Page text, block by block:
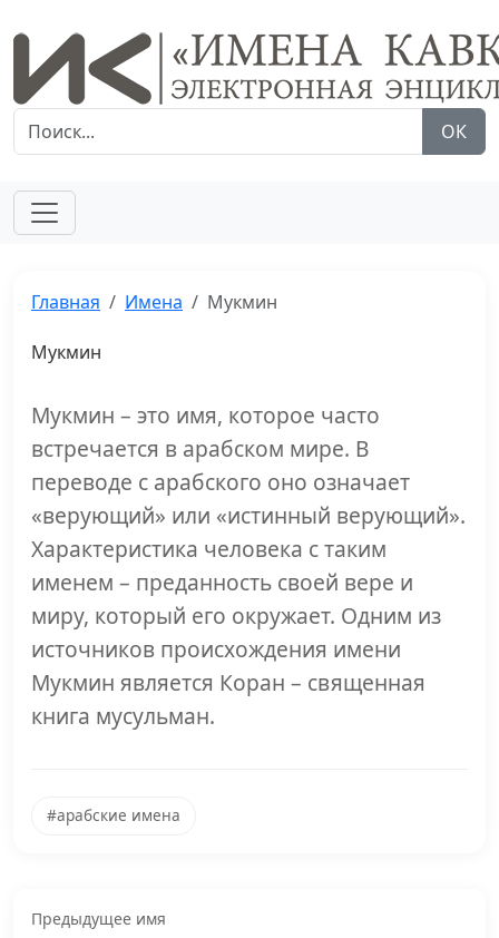
ОК
Главная Имена Мукмин
Мукмин
Мукмин – это имя, которое часто
встречается в арабском мире. В
переводе с арабского оно означает
«верующий» или «истинный верующий».
Характеристика человека с таким
именем – преданность своей вере и
миру, который его окружает. Одним из
источников происхождения имени
Мукмин является Коран – священная
книга мусульман.
#арабские имена
Предыдущее имя